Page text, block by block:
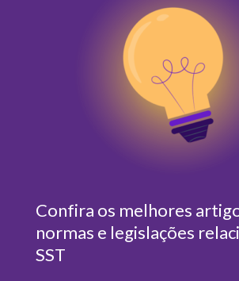
Confira os melhores
normas e legislações
SST